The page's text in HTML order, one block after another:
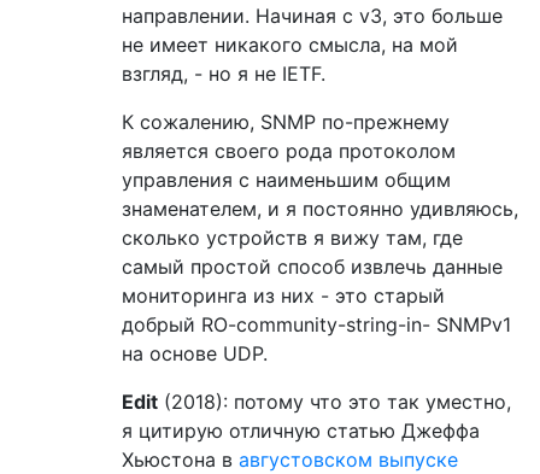
направлении. Начиная с v3, это больше
не имеет никакого смысла, на мой
взгляд, - но я не IETF.
К сожалению, SNMP по-прежнему
является своего рода протоколом
управления с наименьшим общим
знаменателем, и я постоянно удивляюсь,
сколько устройств я вижу там, где
самый простой способ извлечь данные
мониторинга из них - это старый
добрый RO-community-string-in- SNMPv1
на основе UDP.
Edit (2018): потому что это так уместно,
я цитирую отличную статью Джеффа
Хьюстона в августовском выпуске